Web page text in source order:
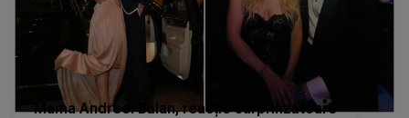
Mama Andreei Bălan, reacție surprinzătoare